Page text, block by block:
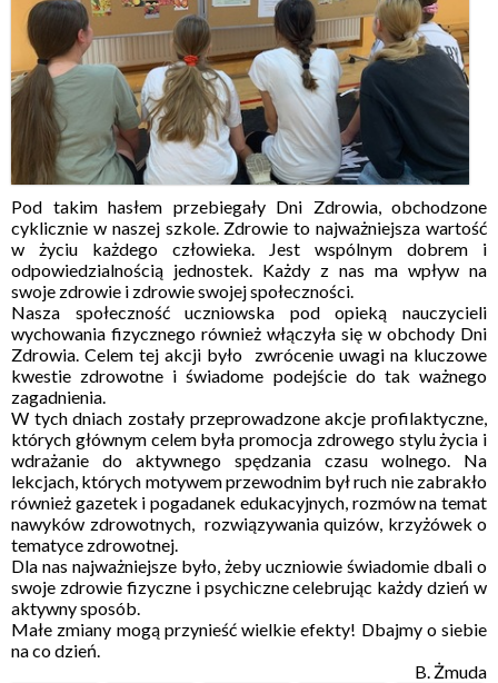
Pod takim hasłem przebiegały Dni Zdrowia, obchodzone
cyklicznie w naszej szkole. Zdrowie to najważniejsza wartość
w życiu każdego człowieka. Jest wspólnym dobrem i
odpowiedzialnością jednostek. Każdy z nas ma wpływ na
swoje zdrowie i zdrowie swojej społeczności.
Nasza społeczność uczniowska pod opieką nauczycieli
wychowania fizycznego również włączyła się w obchody Dni
Zdrowia. Celem tej akcji było zwrócenie uwagi na kluczowe
kwestie zdrowotne i świadome podejście do tak ważnego
zagadnienia.
W tych dniach zostały przeprowadzone akcje profilaktyczne,
których głównym celem była promocja zdrowego stylu życia i
wdrażanie do aktywnego spędzania czasu wolnego. Na
lekcjach, których motywem przewodnim był ruch nie zabrakło
również gazetek i pogadanek edukacyjnych, rozmów na temat
nawyków zdrowotnych, rozwiązywania quizów, krzyżówek o
tematyce zdrowotnej.
Dla nas najważniejsze było, żeby uczniowie świadomie dbali o
swoje zdrowie fizyczne i psychiczne celebrując każdy dzień w
aktywny sposób.
Małe zmiany mogą przynieść wielkie efekty! Dbajmy o siebie
na co dzień.
B. Żmuda